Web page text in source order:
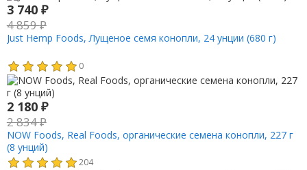
3 740 ₽
4 859₽
Just Hemp Foods, Лущеное семя конопли, 24 унции (680 г)
0
2 180 ₽
2 834₽
NOW Foods, Real Foods, органические семена конопли, 227 г
(8 унций)
204